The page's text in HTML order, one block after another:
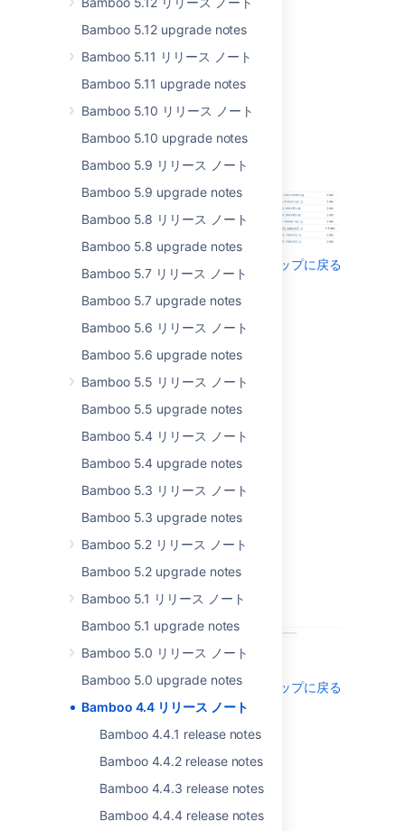
Bamboo 5.12 upgrade notes
Bamboo 5.11 リリース ノート
Bamboo 5.11 upgrade notes
Bamboo 5.10 リリース ノート
Bamboo 5.10 upgrade notes
Bamboo 5.9 リリース ノート
Bamboo 5.9 upgrade notes
Bamboo 5.8 リリース ノート
Bamboo 5.8 upgrade notes
Bamboo 5.7 リリース ノート
Bamboo 5.7 upgrade notes
Bamboo 5.6 リリース ノート
Bamboo 5.6 upgrade notes
Bamboo 5.5 リリース ノート
Bamboo 5.5 upgrade notes
Bamboo 5.4 リリース ノート
Bamboo 5.4 upgrade notes
Bamboo 5.3 リリース ノート
Bamboo 5.3 upgrade notes
Bamboo 5.2 リリース ノート
Bamboo 5.2 upgrade notes
Bamboo 5.1 リリース ノート
Bamboo 5.1 upgrade notes
Bamboo 5.0 リリース ノート
Bamboo 5.0 upgrade notes
Bamboo 4.4 リリース ノート
Bamboo 4.4.1 release notes
Bamboo 4.4.2 release notes
Bamboo 4.4.3 release notes
Bamboo 4.4.4 release notes
skew your stats. And
tests using the
annotation clearly show
the result for each
about accuracy and
visibility - and isn't that
anyway?
トップに戻る
Take control of
run tasks?
Disable individual tasks
within jobs - tailor your
match your exact code
requirements. Ideal for
troubleshooting build
configurations or
adding steps only
required in specific
situations.
トップに戻る
Quickly copy build
pesky revision
number?